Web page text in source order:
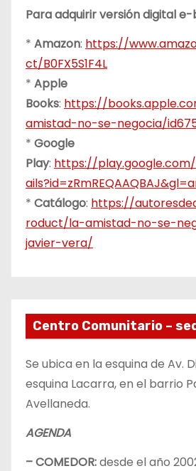
Para adquirir versión digital
* Amazon: https://
ct/B0FX5S1F4L
* Apple
Books: https://
amistad-no-se-negocia/
* Google
Play: https://
* Catálogo: https://
roduct/la-amistad-no-se-
javier-vera/
Centro Comunitario –
Se ubica en la esquina de Av.
esquina Lacarra, en el barrio
Avellaneda.
AGENDA
– COMEDOR:desde el año